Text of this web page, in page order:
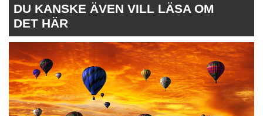
DU KANSKE ÄVEN VILL LÄSA OM
DET HÄR